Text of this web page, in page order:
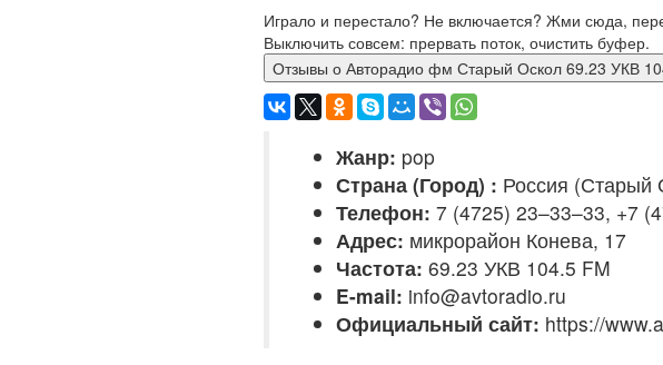
Играло и перестало? Не включается? Жми сюда,
Выключить совсем: прервать поток, очистить буфер.
Отзывы о Авторадио фм Старый Оскол 69.23 УКВ
Жанр: pop
Страна (Город) : Россия (Старый
Телефон: 7 (4725) 23–33–33, +7
Адрес: микрорайон Конева, 17
Частота: 69.23 УКВ 104.5 FM
E-mail: info@avtoradio.ru
Официальный сайт: https://